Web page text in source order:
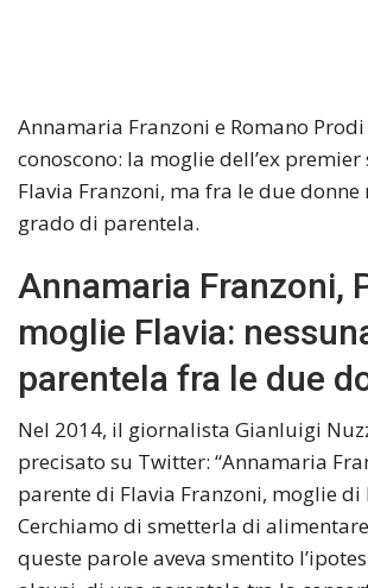
Annamaria Franzoni e Romano
conoscono: la moglie dell’ex premier
Flavia Franzoni, ma fra le due donne
grado di parentela.
Annamaria Franzoni,
moglie Flavia:
parentela fra le due
Nel 2014, il giornalista Gianluigi
precisato su Twitter: “Annamaria
parente di Flavia Franzoni, moglie di
Cerchiamo di smetterla di
queste parole aveva smentito